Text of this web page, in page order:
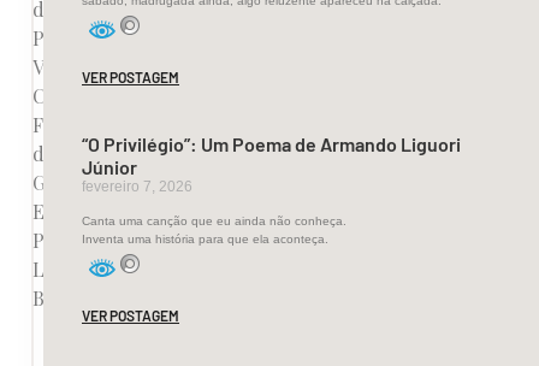
do
Pará,
Vasco
Cavalcante,
Fundo
de
Gaveta,
Editora
Patuá,
Literatura
Brasileira.
VER POSTAGEM
“O Privilégio”: Um Poema de Armando Liguori
Júnior
fevereiro 7, 2026
Canta uma canção que eu ainda não conheça.
Inventa uma história para que ela aconteça.
VER POSTAGEM